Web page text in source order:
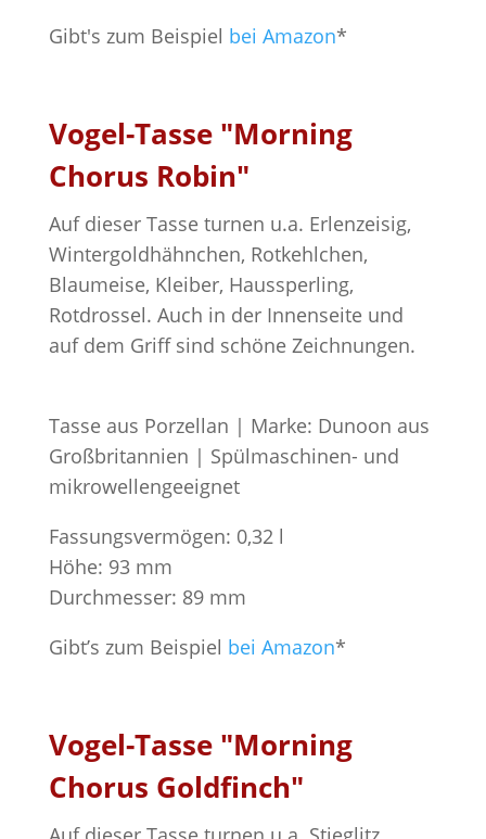
Gibt's zum Beispiel bei Amazon*
Vogel-Tasse "Morning
Chorus Robin"
Auf dieser Tasse turnen u.a. Erlenzeisig,
Wintergoldhähnchen, Rotkehlchen,
Blaumeise, Kleiber, Haussperling,
Rotdrossel. Auch in der Innenseite und
auf dem Griff sind schöne Zeichnungen.
Tasse aus Porzellan | Marke: Dunoon aus
Großbritannien | Spülmaschinen- und
mikrowellengeeignet
Fassungsvermögen: 0,32 l
Höhe: 93 mm
Durchmesser: 89 mm
Gibt’s zum Beispiel bei Amazon*
Vogel-Tasse "Morning
Chorus Goldfinch"